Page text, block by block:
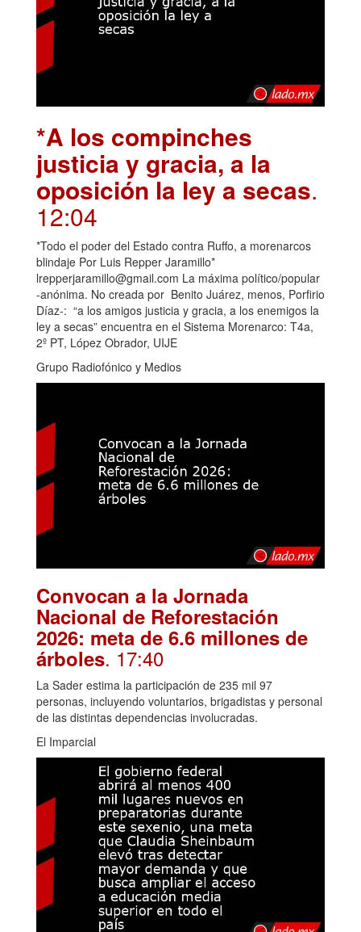
*A los compinches
justicia y gracia, a la
oposición la ley a secas.
12:04
*Todo el poder del Estado contra Ruffo, a morenarcos
blindaje Por Luis Repper Jaramillo*
lrepperjaramillo@gmail.com La máxima político/popular
-anónima. No creada por Benito Juárez, menos, Porfirio
Díaz-: “a los amigos justicia y gracia, a los enemigos la
ley a secas” encuentra en el Sistema Morenarco: T4a,
2º PT, López Obrador, UIJE
Grupo Radiofónico y Medios
Convocan a la Jornada
Nacional de Reforestación
2026: meta de 6.6 millones de
árboles. 17:40
La Sader estima la participación de 235 mil 97
personas, incluyendo voluntarios, brigadistas y personal
de las distintas dependencias involucradas.
El Imparcial